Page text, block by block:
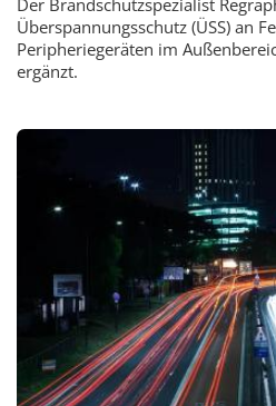
Überspannungsschutz (ÜSS) an
Peripheriegeräten im
ergänzt.